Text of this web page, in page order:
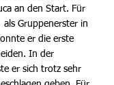
an den Start. Für
Gruppenerster in
er die erste
In der
er sich trotz sehr